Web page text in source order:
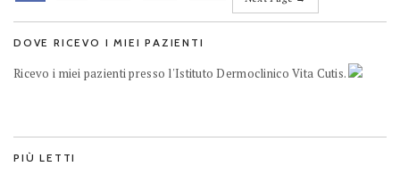
DOVE RICEVO I MIEI PAZIENTI
Ricevo i miei pazienti presso l'Istituto Dermoclinico Vita Cutis.
PIÙ LETTI